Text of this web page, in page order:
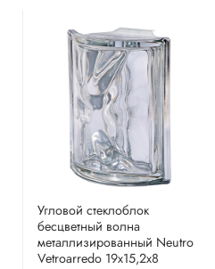
Угловой стеклоблок
бесцветный волна
металлизированный Neutro
Vetroarredo 19x15,2x8